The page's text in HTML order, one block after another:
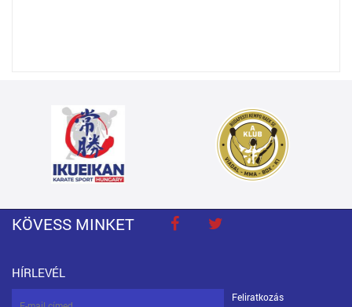
KÖVESS MINKET
HÍRLEVÉL
Feliratkozás